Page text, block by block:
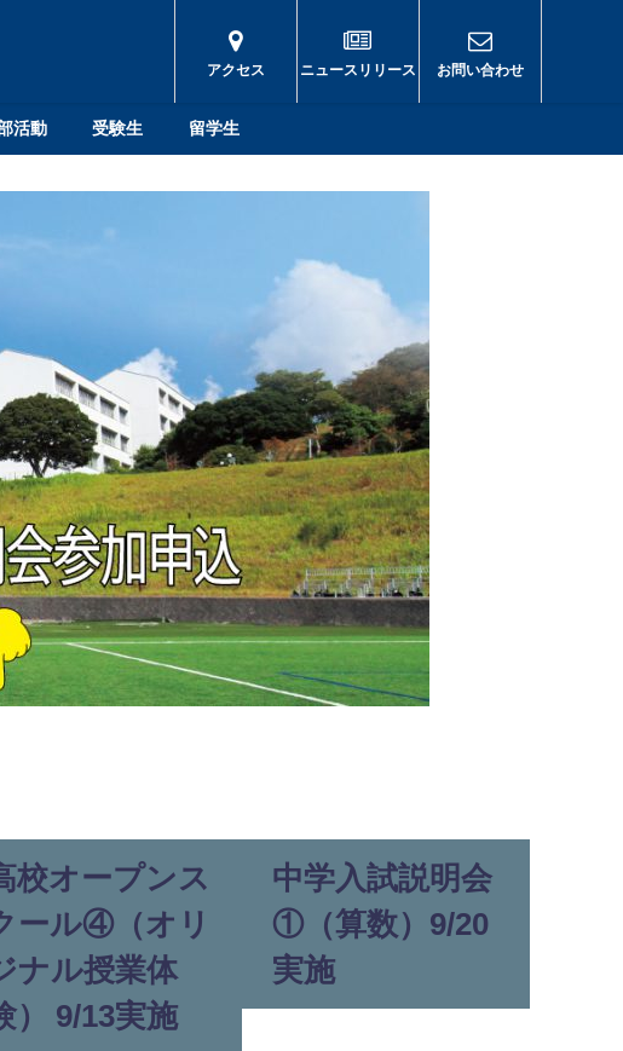
アクセス ニュースリリース お問い合わせ
活動 受験生 留学生
校オープンス
ール④（オリ
ナル授業体
） 9/13実施
中学入試説明会
①（算数）9/20
実施